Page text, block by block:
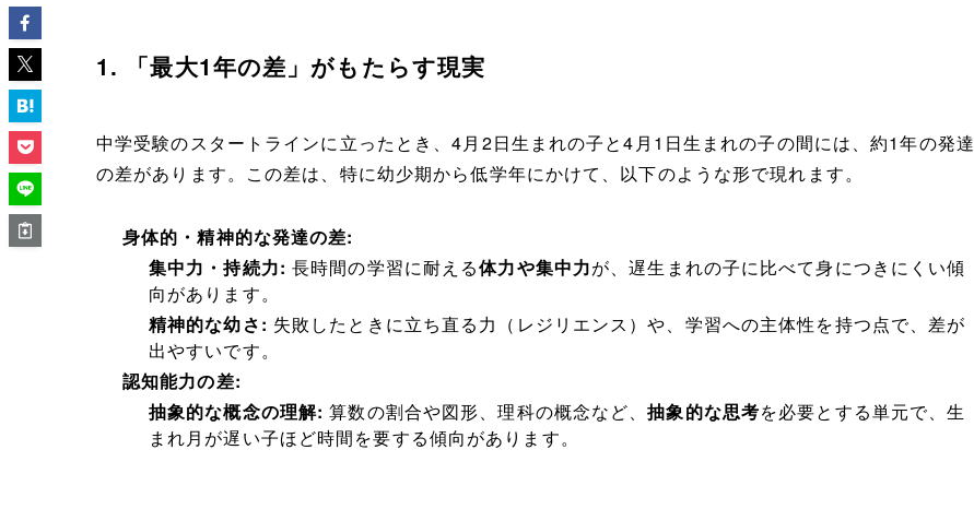
1. 「最大1年の差」がもたらす現実
中学受験のスタートラインに立ったとき、4月2日生まれの子と4月1日生まれの子の間には、約1年の発達
の差があります。この差は、特に幼少期から低学年にかけて、以下のような形で現れます。
身体的・精神的な発達の差:
集中力・持続力: 長時間の学習に耐える体力や集中力が、遅生まれの子に比べて身につきにくい傾
向があります。
精神的な幼さ: 失敗したときに立ち直る力（レジリエンス）や、学習への主体性を持つ点で、差が
出やすいです。
認知能力の差:
抽象的な概念の理解: 算数の割合や図形、理科の概念など、抽象的な思考を必要とする単元で、生
まれ月が遅い子ほど時間を要する傾向があります。